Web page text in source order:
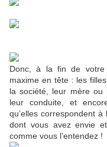
Donc, à la fin de votre
maxime en tête : les
la société, leur mère ou
leur conduite, et
qu’elles correspondent
dont vous avez envie
comme vous l’entendez !